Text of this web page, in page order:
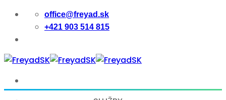
Skip
content
office@freyad.sk
+421 903 514 815